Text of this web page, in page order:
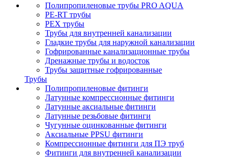
Полипропиленовые трубы PRO AQUA
PE-RT трубы
PEX трубы
Трубы для внутренней канализации
Гладкие трубы для наружной канализации
Гофрированные канализационные трубы
Дренажные трубы и водосток
Трубы защитные гофрированные
Трубы
Полипропиленовые фитинги
Латунные компрессионные фитинги
Латунные аксиальные фитинги
Латунные резьбовые фитинги
Чугунные оцинкованные фитинги
Аксиальные PPSU фитинги
Компрессионные фитинги для ПЭ труб
Фитинги для внутренней канализации